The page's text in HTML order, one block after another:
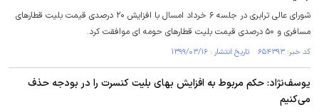
شورای عالی ترابری در جلسه ۶ خرداد امسال با افزایش ۲۰ درصدی قیمت بلیت قطارهای
مسافری و ۵۰ درصدی قیمت بلیت قطارهای حومه ای موافقت کرد.
کد خبر: ۶۵۴۳۹۳ تاریخ انتشار : ۱۳۹۹/۰۳/۱۶
یوسف‌نژاد: حکم مربوط به افزایش بهای بلیت کنسرت را در بودجه حذف
می‌کنیم